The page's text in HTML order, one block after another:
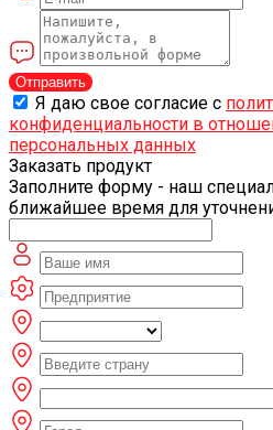
Отправить
Я даю свое согласие с
конфиденциальности в
персональных данных
Заказать продукт
Заполните форму - наш
ближайшее время для